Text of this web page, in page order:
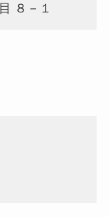
８－１